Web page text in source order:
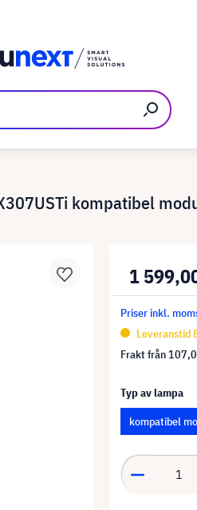
kompatibel
1
Priser inkl.
Leveranstid
Frakt från
Typ av lampa
kompatibel